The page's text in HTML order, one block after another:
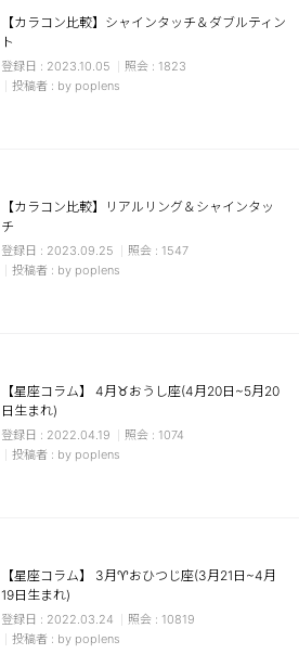
【カラコン比較】シャインタッチ＆ダブルティン
ト
2023.10.05
1823
by poplens
【カラコン比較】リアルリング＆シャインタッ
チ
2023.09.25
1547
by poplens
【星座コラム】 4月♉おうし座(4月20日~5月20
日生まれ)
2022.04.19
1074
by poplens
【星座コラム】 3月♈おひつじ座(3月21日~4月
19日生まれ)
2022.03.24
10819
by poplens